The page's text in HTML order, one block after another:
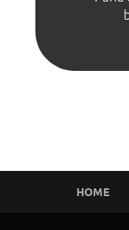
HOME